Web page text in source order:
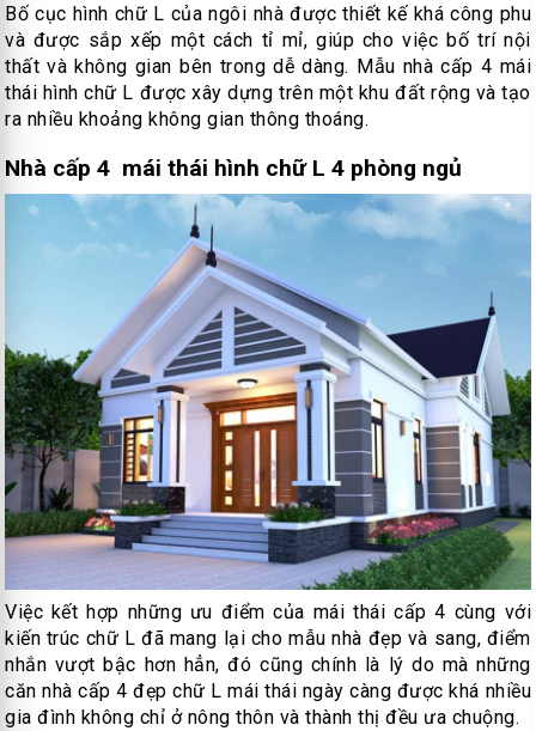
Bố cục hình chữ L của ngôi nhà được thiết kế khá công phu
và được sắp xếp một cách tỉ mỉ, giúp cho việc bố trí nội
thất và không gian bên trong dễ dàng. Mẫu nhà cấp 4 mái
thái hình chữ L được xây dựng trên một khu đất rộng và tạo
ra nhiều khoảng không gian thông thoáng.
Nhà cấp 4 mái thái hình chữ L 4 phòng ngủ
Việc kết hợp những ưu điểm của mái thái cấp 4 cùng với
kiến trúc chữ L đã mang lại cho mẫu nhà đẹp và sang, điểm
nhắn vượt bậc hơn hẳn, đó cũng chính là lý do mà những
căn nhà cấp 4 đẹp chữ L mái thái ngày càng được khá nhiều
gia đình không chỉ ở nông thôn và thành thị đều ưa chuộng.